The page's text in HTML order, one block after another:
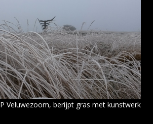
Veluwezoom, berijpt gras met kunstwerk